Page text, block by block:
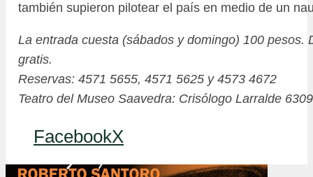
también supieron pilotear el país en medio de un
La entrada cuesta (sábados y domingo) 100 pesos.
gratis.
Reservas: 4571 5655, 4571 5625 y 4573 4672
Teatro del Museo Saavedra: Crisólogo Larralde 6309
FacebookX